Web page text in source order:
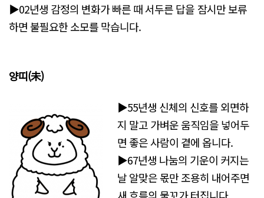
▶02년생 감정의 변화가 빠른 때 서두른 답을 잠시만 보류
하면 불필요한 소모를 막습니다.
양띠(未)
▶55년생 신체의 신호를 외면하
지 말고 가벼운 움직임을 넣어두
면 좋은 사람이 곁에 옵니다.
▶67년생 나눔의 기운이 커지는
날 알맞은 몫만 조용히 내어주면